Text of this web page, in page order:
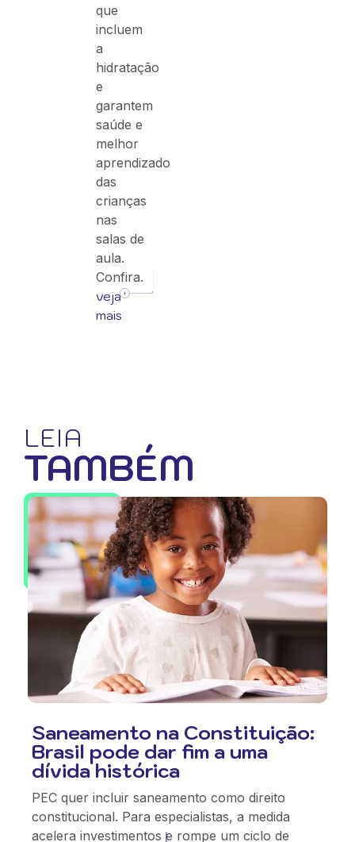
que
incluem
a
hidratação
e
garantem
saúde e
melhor
aprendizado
das
crianças
nas
salas de
aula.
Confira.
veja
mais
LEIA
TAMBÉM
Saneamento na Constituição:
Brasil pode dar fim a uma
dívida histórica
PEC quer incluir saneamento como direito
constitucional. Para especialistas, a medida
acelera investimentos e rompe um ciclo de